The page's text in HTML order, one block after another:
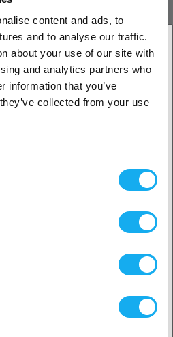
content and ads, to
and to analyse our traffic.
about your use of our site with
and analytics partners who
information that you’ve
collected from your use
til P2S sikrer stabil signaloverførsel
original reservedel med fleksibelt
eller privatkunde?
kunde